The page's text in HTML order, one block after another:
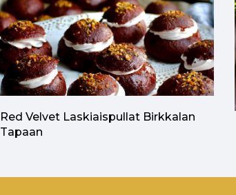
Red Velvet Laskiaispullat Birkkalan
Tapaan